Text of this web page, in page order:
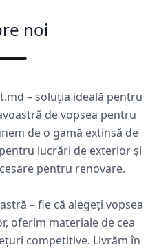
noi
– soluția ideală pentru
de vopsea pentru
de o gamă extinsă de
lucrări de exterior și
pentru renovare.
– fie că alegeți vopsea
oferim materiale de cea
competitive. Livrăm în